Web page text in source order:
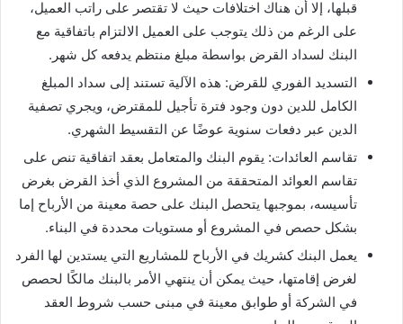
قبلها، إلا أن هناك اختلافات حيث لا تقتصر على راتب العميل،
على الرغم من ذلك يتوجب على العميل الالتزام باتفاقية مع
البنك لسداد القرض بواسطة مبلغ منتظم يدفعه كل شهر.
التسديد الفوري للقرض: هذه الآلية تستند إلى سداد المبلغ
الكامل للدين دون وجود فترة تأجيل للمقترض، ويجري تصفية
الدين عبر دفعات سنوية عوضًا عن التقسيط الشهري.
تقاسم العائدات: يقوم البنك والمتعامل بعقد اتفاقية تنص على
تقاسم العوائد المتحققة من المشروع الذي أخذ القرض بغرض
تأسيسه، بموجبها يتحصل البنك على حصة معينة من الأرباح إما
بشكل حصص في المشروع أو مستويات محددة في البناء.
يعمل البنك كشريك في الأرباح للمشاريع التي يستدين لها الفرد
لغرض إقامتها، حيث يمكن أن ينتهي الأمر بالبنك مالكًا لحصص
في الشركة أو طوابق معينة في مبنى حسب شروط العقد